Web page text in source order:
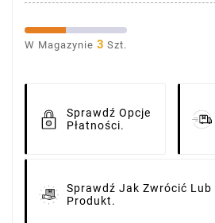
W Magazynie 3 Szt.
Sprawdź Opcje
Płatności.
Sprawdź Jak Zwrócić Lub
Produkt.